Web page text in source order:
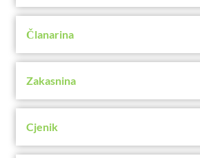
Članarina
Zakasnina
Cjenik